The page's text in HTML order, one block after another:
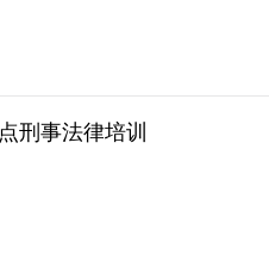
刑事法律培训